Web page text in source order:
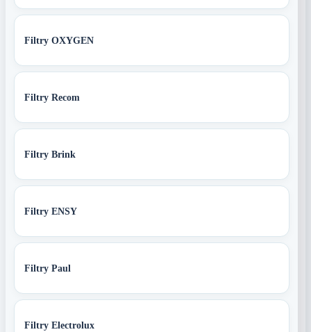
Filtry OXYGEN
Filtry Recom
Filtry Brink
Filtry ENSY
Filtry Paul
Filtry Electrolux